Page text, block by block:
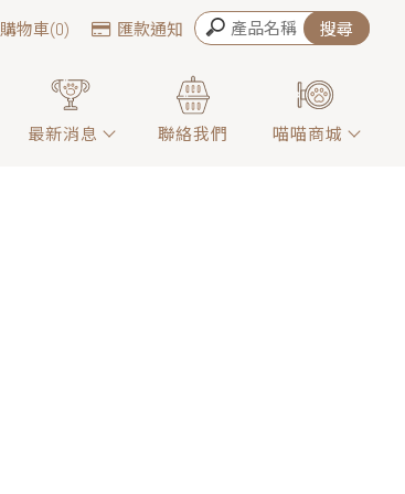
最新消息 聯絡我們 喵喵商城
購物車(0) 匯款通知